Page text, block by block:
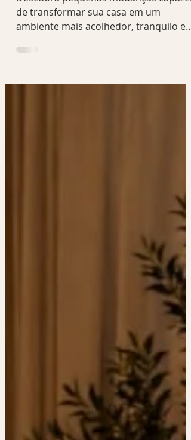
Descubra pequenas mudanças capazes
de transformar sua casa em um
ambiente mais acolhedor, tranquilo e